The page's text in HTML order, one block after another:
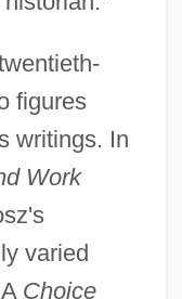
figures
writings. In
Work
varied
Choice